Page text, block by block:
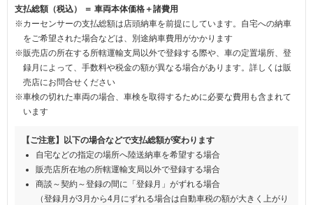
支払総額（税込） ＝ 車両本体価格＋諸費用
※カーセンサーの支払総額は店頭納車を前提にしています。自宅への納車
をご希望された場合などは、別途納車費用がかかります
※販売店の所在する所轄運輸支局以外で登録する際や、車の定置場所、登
録月によって、手数料や税金の額が異なる場合があります。詳しくは販
売店にお問合せください
※車検の切れた車両の場合、車検を取得するために必要な費用も含まれて
います
【ご注意】以下の場合などで支払総額が変わります
自宅などの指定の場所へ陸送納車を希望する場合
販売店所在地の所轄運輸支局以外で登録する場合
商談～契約～登録の間に「登録月」がずれる場合
（登録月が3月から4月にずれる場合は自動車税の額が大きく上がり